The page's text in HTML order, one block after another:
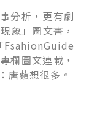
分析，更有劇
象」圖文書，
FsahionGuide
欄圖文連載，
唐蘋想很多。